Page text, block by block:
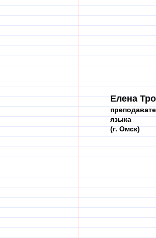
Елена
языка
(г. Омск)